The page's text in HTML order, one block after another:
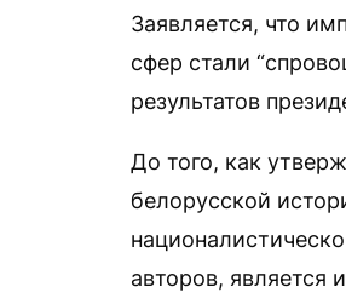
Заявляется, что
сфер стали
результатов
До того, как
белорусской
авторов, является